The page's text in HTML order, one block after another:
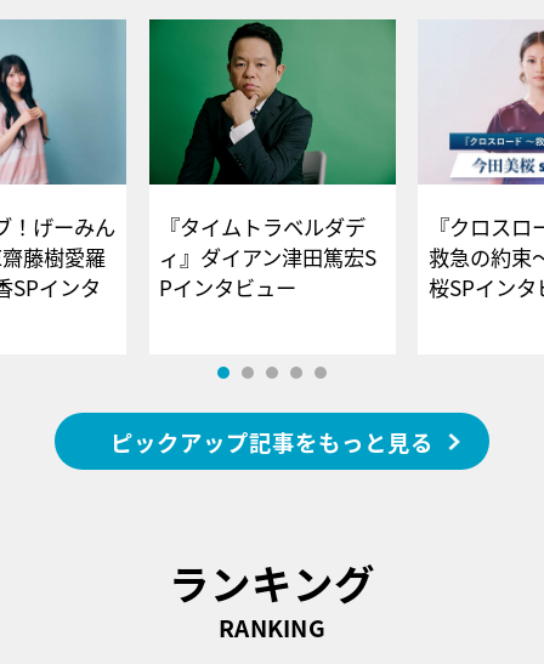
！げーみん
藤樹愛羅
SPインタ
『タイムトラベルダデ
ィ』ダイアン津田篤宏S
Pインタビュー
『クロス
救急の約束
桜SPイ
ピックアップ記事をもっと見る
ランキング
RANKING